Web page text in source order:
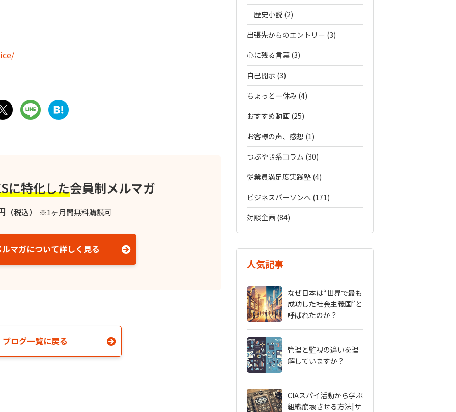
に特化した会員制メルマガ
（税込） ※1ヶ月間無料購読可
マガについて詳しく見る
ブログ一覧に戻る
歴史小説 (2)
出張先からのエントリー (3)
心に残る言葉 (3)
自己開示 (3)
ちょっと一休み (4)
おすすめ動画 (25)
お客様の声、感想 (1)
つぶやき系コラム (30)
従業員満足度実践塾 (4)
ビジネスパーソンへ (171)
対談企画 (84)
人気記事
なぜ日本は“世界で最も
成功した社会主義国”と
呼ばれたのか？
管理と監視の違いを理
解していますか？
CIAスパイ活動から学ぶ
組織崩壊させる方法|サ